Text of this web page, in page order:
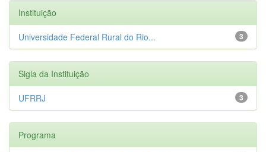
Instituição
3
Universidade Federal Rural do Rio...
Sigla da Instituição
3
UFRRJ
Programa